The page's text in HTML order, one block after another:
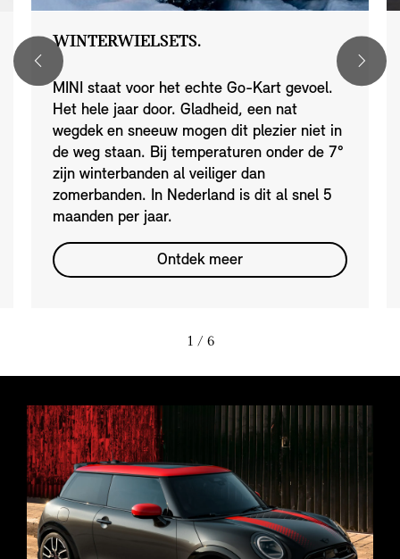
WINTERWIELSETS.
MINI staat voor het echte Go-Kart gevoel.
Het hele jaar door. Gladheid, een nat
wegdek en sneeuw mogen dit plezier niet in
de weg staan. Bij temperaturen onder de 7°
zijn winterbanden al veiliger dan
zomerbanden. In Nederland is dit al snel 5
maanden per jaar.
Ontdek meer
1 / 6